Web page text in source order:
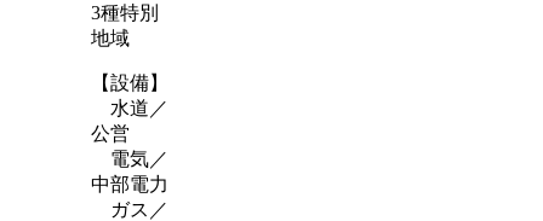
3種特別
地域
【設備】
水道／
公営
電気／
中部電力
ガス／